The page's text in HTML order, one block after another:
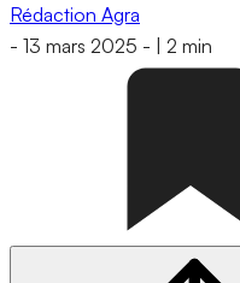
Rédaction Agra
- 13 mars 2025 - 2 min